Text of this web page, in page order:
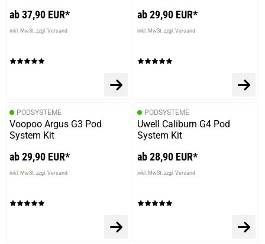
ab 37,90 EUR*
inkl. MwSt. zzgl. Versand
ab 29,90 EUR*
inkl. MwSt. zzgl. Versand
PODSYSTEME
Voopoo Argus G3 Pod
System Kit
ab 29,90 EUR*
inkl. MwSt. zzgl. Versand
PODSYSTEME
Uwell Caliburn G4 Pod
System Kit
ab 28,90 EUR*
inkl. MwSt. zzgl. Versand